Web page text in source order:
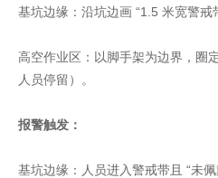
基坑边缘：沿坑边画 “1.5 米宽警戒
高空作业区：以脚手架为边界，圈
人员停留）。
报警触发：
基坑边缘：人员进入警戒带且 “未